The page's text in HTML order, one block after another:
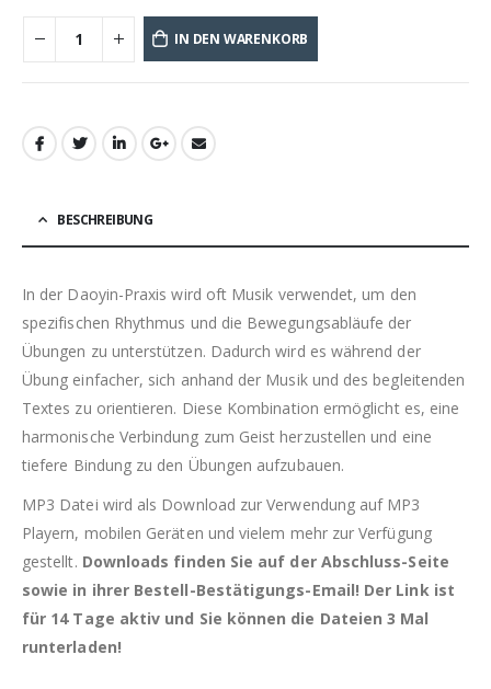
IN DEN WARENKORB
BESCHREIBUNG
In der Daoyin-Praxis wird oft Musik verwendet, um den
spezifischen Rhythmus und die Bewegungsabläufe der
Übungen zu unterstützen. Dadurch wird es während der
Übung einfacher, sich anhand der Musik und des begleitenden
Textes zu orientieren. Diese Kombination ermöglicht es, eine
harmonische Verbindung zum Geist herzustellen und eine
tiefere Bindung zu den Übungen aufzubauen.
MP3 Datei wird als Download zur Verwendung auf MP3
Playern, mobilen Geräten und vielem mehr zur Verfügung
gestellt. Downloads finden Sie auf der Abschluss-Seite
sowie in ihrer Bestell-Bestätigungs-Email! Der Link ist
für 14 Tage aktiv und Sie können die Dateien 3 Mal
runterladen!